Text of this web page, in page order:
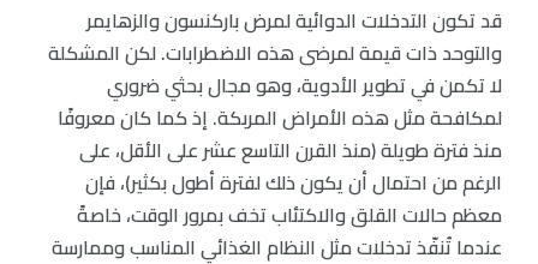
قد تكون التدخلات الدوائية لمرض باركنسون والزهايمر
والتوحد ذات قيمة لمرضى هذه الاضطرابات. لكن المشكلة
لا تكمن في تطوير الأدوية، وهو مجال بحثي ضروري
لمكافحة مثل هذه الأمراض المربكة. إذ كما كان معروفًا
منذ فترة طويلة (منذ القرن التاسع عشر على الأقل، على
الرغم من احتمال أن يكون ذلك لفترة أطول بكثير)، فإن
معظم حالات القلق والاكتئاب تخف بمرور الوقت، خاصةً
عندما تُنفّذ تدخلات مثل النظام الغذائي المناسب وممارسة